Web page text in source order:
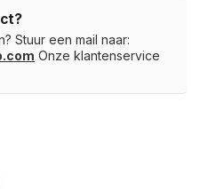
Stuur een mail naar:
Onze klantenservice